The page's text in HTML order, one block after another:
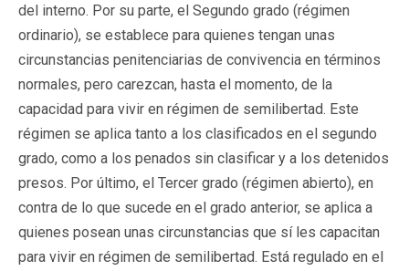
del interno. Por su parte, el Segundo grado (régimen
ordinario), se establece para quienes tengan unas
circunstancias penitenciarias de convivencia en términos
normales, pero carezcan, hasta el momento, de la
capacidad para vivir en régimen de semilibertad. Este
régimen se aplica tanto a los clasificados en el segundo
grado, como a los penados sin clasificar y a los detenidos
presos. Por último, el Tercer grado (régimen abierto), en
contra de lo que sucede en el grado anterior, se aplica a
quienes posean unas circunstancias que sí les capacitan
para vivir en régimen de semilibertad. Está regulado en el